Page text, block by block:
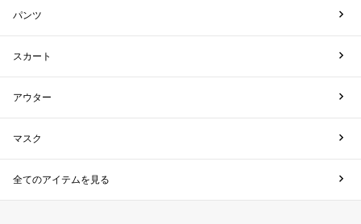
パンツ
スカート
アウター
マスク
全てのアイテムを見る